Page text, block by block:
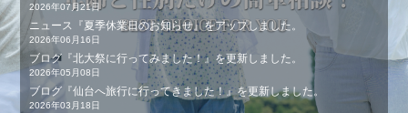
2026年07月21日
ニュース『夏季休業日のお知らせ』をアップしました。
2026年06月16日
ブログ『北大祭に行ってみました！』を更新しました。
2026年05月08日
ブログ『仙台へ旅行に行ってきました！』を更新しました。
2026年03月18日